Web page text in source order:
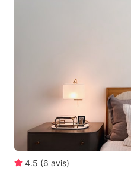
4.5 (6 avis)